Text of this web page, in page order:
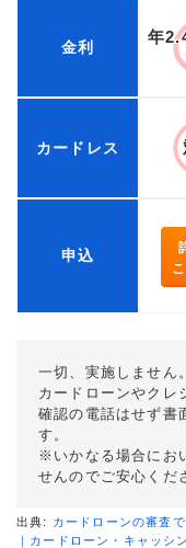
金利
年
カードレス
申込
一切、実施しません。
カードローンやクレ
確認の電話はせず書
す。
※いかなる場合にお
せんのでご安心くだ
出典: カードローンの審査
｜カードローン・キャッシ